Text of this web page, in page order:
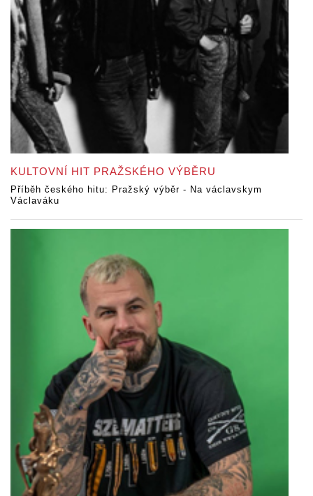
KULTOVNÍ HIT PRAŽSKÉHO VÝBĚRU
Příběh českého hitu: Pražský výběr - Na václavskym
Václaváku